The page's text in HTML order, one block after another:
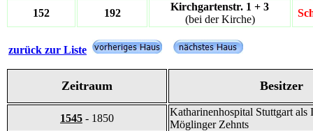
152
192
Kirchgartenstr. 1 + 3
(bei der Kirche)
zurück zur Liste
Zeitraum Besitzer
1545 - 1850
Katharinenhospital Stuttgart als
Möglinger Zehnts